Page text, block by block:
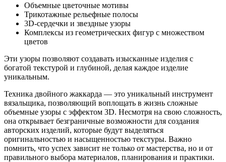
Объемные цветочные мотивы
Трикотажные рельефные полосы
3D-сердечки и звездные узоры
Комплексы из геометрических фигур с множеством
цветов
Эти узоры позволяют создавать изысканные изделия с
богатой текстурой и глубиной, делая каждое изделие
уникальным.
Техника двойного жаккарда — это уникальный инструмент
вязальщика, позволяющий воплощать в жизнь сложные
объемные узоры с эффектом 3D. Несмотря на свою сложность,
она открывает безграничные возможности для создания
авторских изделий, которые будут выделяться
оригинальностью и насыщенностью текстуры. Важно
помнить, что успех зависит не только от мастерства, но и от
правильного выбора материалов, планирования и практики.